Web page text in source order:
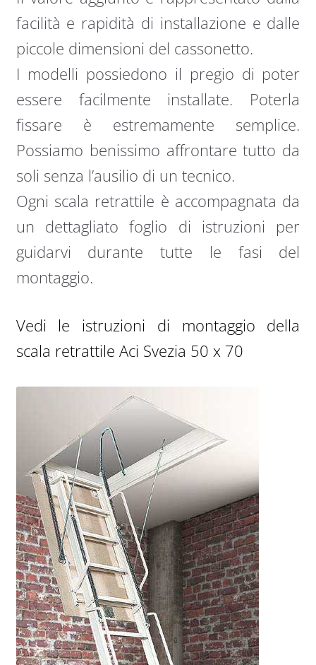
facilità e rapidità di installazione e dalle
piccole dimensioni del cassonetto.
I modelli possiedono il pregio di poter
essere facilmente installate. Poterla
fissare è estremamente semplice.
Possiamo benissimo affrontare tutto da
soli senza l’ausilio di un tecnico.
Ogni scala retrattile è accompagnata da
un dettagliato foglio di istruzioni per
guidarvi durante tutte le fasi del
montaggio.
Vedi le istruzioni di montaggio della
scala retrattile Aci Svezia 50 x 70